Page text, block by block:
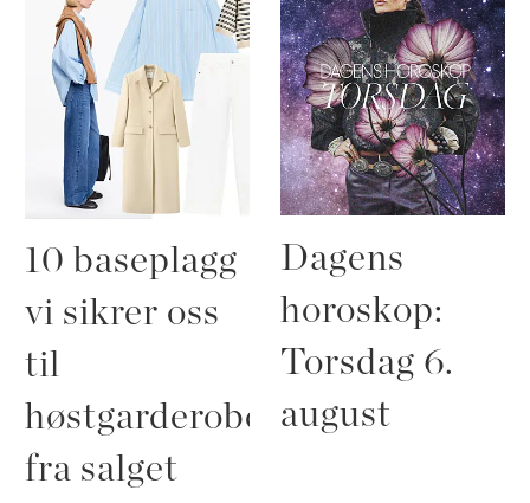
10 baseplagg
vi sikrer oss
til
høstgarderoben
fra salget
Dagens
horoskop:
Torsdag 6.
august